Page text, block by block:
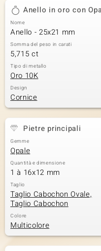
Anello in oro con
Nome
Anello - 25x21 mm
Somma del peso in carati
5,715 ct
Tipo di metallo
Oro 10K
Design
Cornice
Pietre principali
Gemme
Opale
Quantità e dimensione
1 à 16x12 mm
Taglio
Taglio Cabochon Ovale,
Taglio Cabochon
Colore
Multicolore